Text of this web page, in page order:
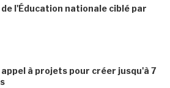
l'Éducation nationale ciblé par
appel à projets pour créer jusqu'à 7